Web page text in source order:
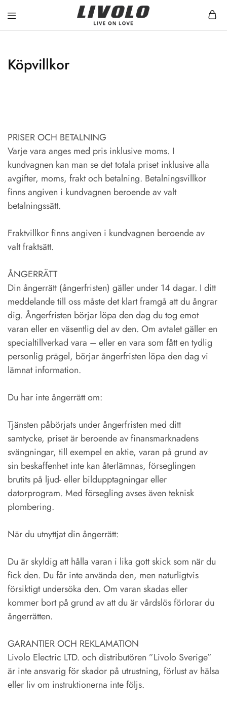
Livolo
Stilren
till
ett
Köpvillkor
PRISER OCH BETALNING
Varje vara anges med pris inklusive moms. I
kundvagnen kan man se det totala priset inklusive alla
avgifter, moms, frakt och betalning. Betalningsvillkor
finns angiven i kundvagnen beroende av valt
betalningssätt.
Fraktvillkor finns angiven i kundvagnen beroende av
valt fraktsätt.
ÅNGERRÄTT
Din ångerrätt (ångerfristen) gäller under 14 dagar. I ditt
meddelande till oss måste det klart framgå att du ångrar
dig. Ångerfristen börjar löpa den dag du tog emot
varan eller en väsentlig del av den. Om avtalet gäller en
specialtillverkad vara – eller en vara som fått en tydlig
personlig prägel, börjar ångerfristen löpa den dag vi
lämnat information.
Du har inte ångerrätt om:
Tjänsten påbörjats under ångerfristen med ditt
samtycke, priset är beroende av finansmarknadens
svängningar, till exempel en aktie, varan på grund av
sin beskaffenhet inte kan återlämnas, förseglingen
brutits på ljud- eller bildupptagningar eller
datorprogram. Med försegling avses även teknisk
plombering.
När du utnyttjat din ångerrätt:
Du är skyldig att hålla varan i lika gott skick som när du
fick den. Du får inte använda den, men naturligtvis
försiktigt undersöka den. Om varan skadas eller
kommer bort på grund av att du är vårdslös förlorar du
ångerrätten.
GARANTIER OCH REKLAMATION
Livolo Electric LTD. och distributören ”Livolo Sverige”
är inte ansvarig för skador på utrustning, förlust av hälsa
eller liv om instruktionerna inte följs.